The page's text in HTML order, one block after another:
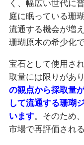
く、幅広い世代に
庭に眠っている珊
流通する機会が増
珊瑚原木の希少化で
宝石として使用さ
取量には限りがあり
の観点から採取量
して流通する珊瑚
います。そのため
市場で再評価され